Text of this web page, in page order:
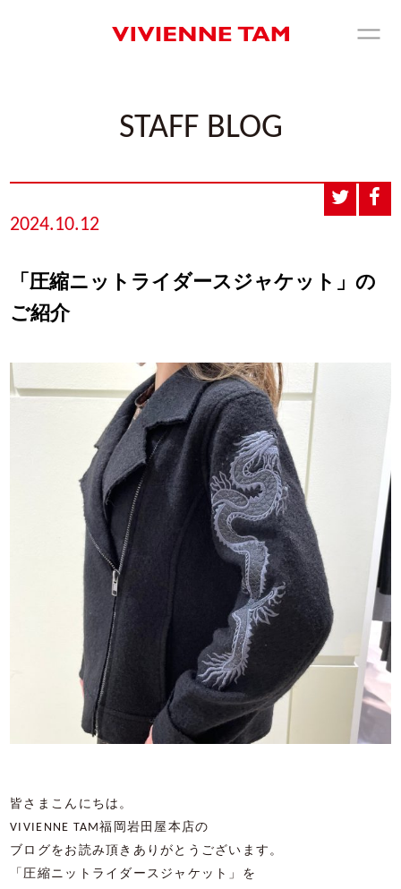
STAFF BLOG
2024.10.12
「圧縮ニットライダースジャケット」の
ご紹介
皆さまこんにちは。
VIVIENNE TAM福岡岩田屋本店の
ブログをお読み頂きありがとうございます。
「圧縮ニットライダースジャケット 」を